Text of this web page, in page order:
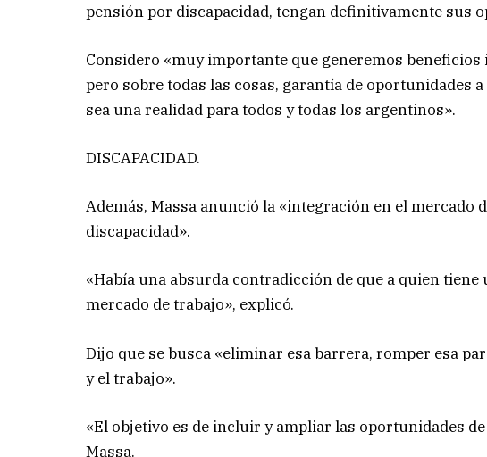
pensión por discapacidad, tengan definitivamente sus
Considero «muy importante que generemos
pero sobre todas las cosas, garantía de oportunidades
sea una realidad para todos y todas los argentinos».
DISCAPACIDAD.
Además, Massa anunció la «integración en el mercado
discapacidad».
«Había una absurda contradicción de que a quien tiene
mercado de trabajo», explicó.
Dijo que se busca «eliminar esa barrera, romper esa
y el trabajo».
«El objetivo es de incluir y ampliar las oportunidades
Massa.